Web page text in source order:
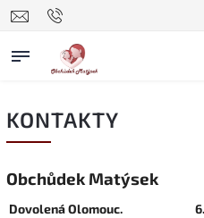
KONTAKTY
Obchůdek Matýsek
Dovolená Olomouc.